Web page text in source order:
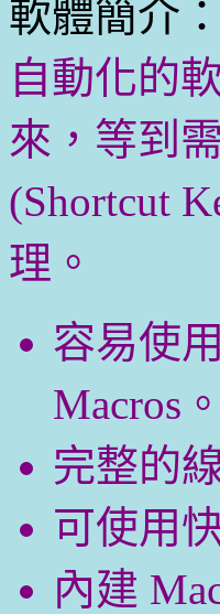
軟體簡介：
自動化的
來，等到
(Shortcut
理。
容易使
Macros。
完整的
可使用
內建